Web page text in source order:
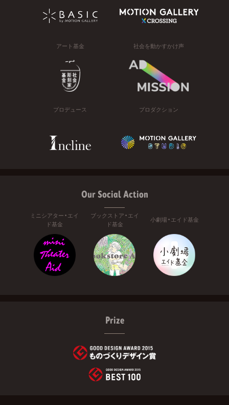
アート基金 社会を動かすかけ声
プロデュース プロダクション
Our Social Action
ミニシアター・エイ
ド基金
ブックストア・エイ
ド基金
小劇場・エイド基金
Prize